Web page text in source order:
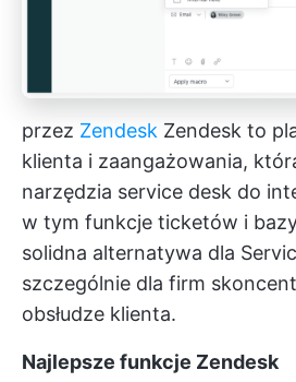
przez Zendesk Zendesk to
klienta i zaangażowania,
narzędzia service desk do
w tym funkcje ticketów i
solidna alternatywa dla
szczególnie dla firm
obsłudze klienta.
Najlepsze funkcje Zendesk